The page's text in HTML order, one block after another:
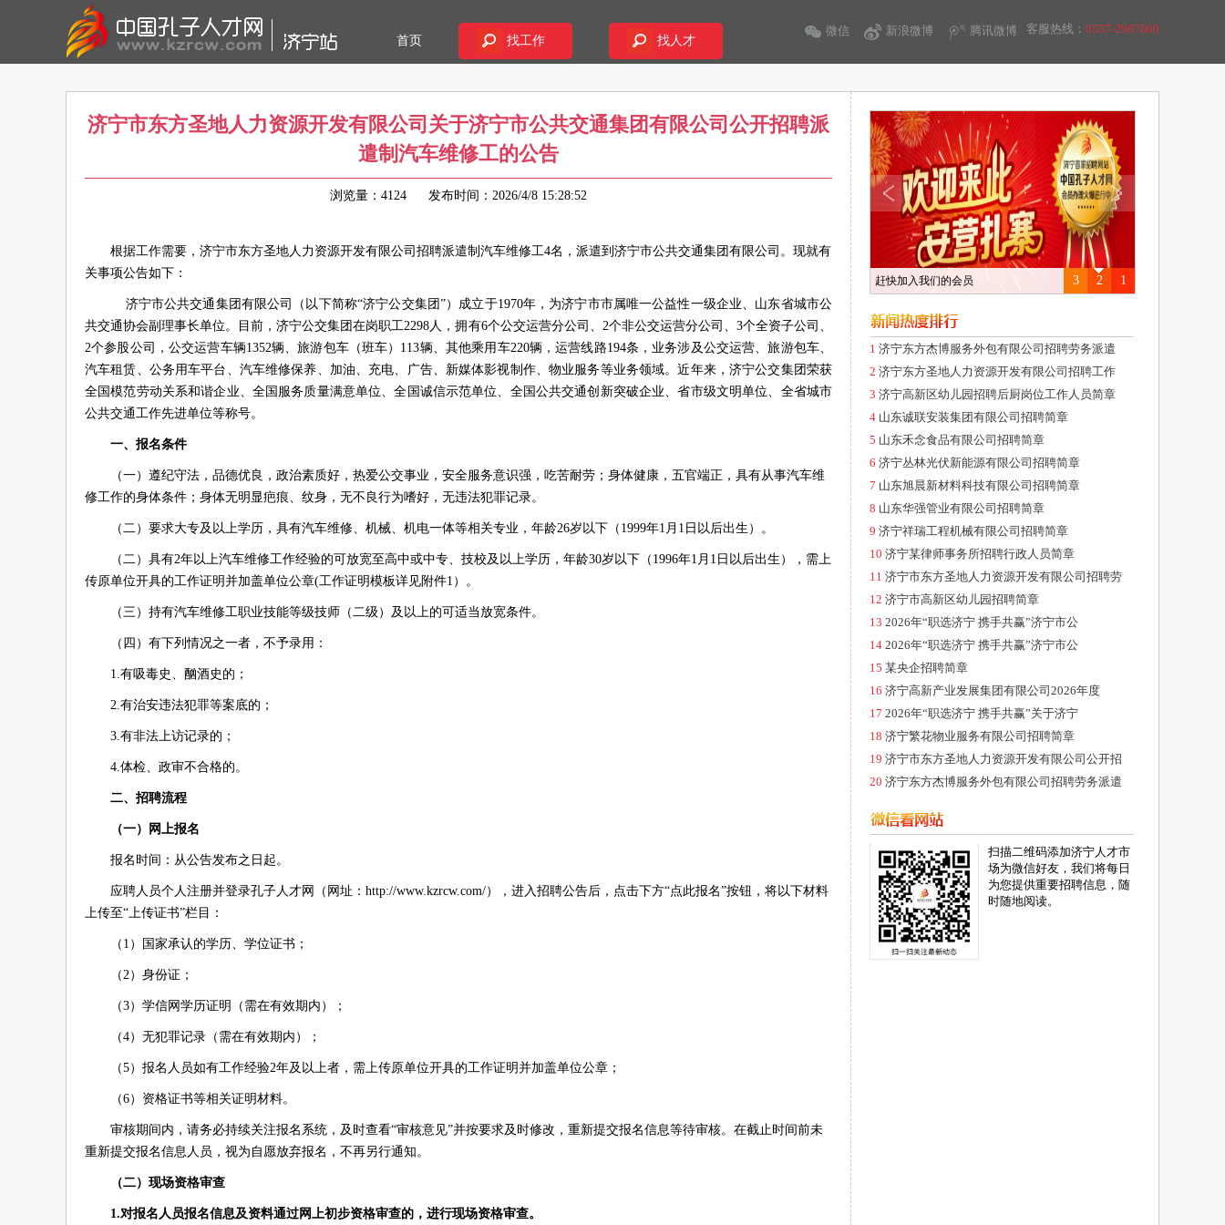
首页 找工作 找人才
客服热线： 0537-2967600
腾讯微博
新浪微博
微信
济宁市东方圣地人力资源开发有限公司关于济宁市公共交通集团有限公司公开招聘派
遣制汽车维修工的公告
浏览量：4124 发布时间：2026/4/8 15:28:52
根据工作需要，济宁市东方圣地人力资源开发有限公司招聘派遣制汽车维修工4名，派遣到济宁市公共交通集团有限公司。现就有
关事项公告如下：
济宁市公共交通集团有限公司（以下简称“济宁公交集团”）成立于1970年，为济宁市市属唯一公益性一级企业、山东省城市公
共交通协会副理事长单位。目前，济宁公交集团在岗职工2298人，拥有6个公交运营分公司、2个非公交运营分公司、3个全资子公司、
2个参股公司，公交运营车辆1352辆、旅游包车（班车）113辆、其他乘用车220辆，运营线路194条，业务涉及公交运营、旅游包车、
汽车租赁、公务用车平台、汽车维修保养、加油、充电、广告、新媒体影视制作、物业服务等业务领域。近年来，济宁公交集团荣获
全国模范劳动关系和谐企业、全国服务质量满意单位、全国诚信示范单位、全国公共交通创新突破企业、省市级文明单位、全省城市
公共交通工作先进单位等称号。
一、报名条件
（一）遵纪守法，品德优良，政治素质好，热爱公交事业，安全服务意识强，吃苦耐劳；身体健康，五官端正，具有从事汽车维
修工作的身体条件；身体无明显疤痕、纹身，无不良行为嗜好，无违法犯罪记录。
（二）要求大专及以上学历，具有汽车维修、机械、机电一体等相关专业，年龄26岁以下（1999年1月1日以后出生）。
（二）具有2年以上汽车维修工作经验的可放宽至高中或中专、技校及以上学历，年龄30岁以下（1996年1月1日以后出生），需上
传原单位开具的工作证明并加盖单位公章(工作证明模板详见附件1）。
（三）持有汽车维修工职业技能等级技师（二级）及以上的可适当放宽条件。
（四）有下列情况之一者，不予录用：
1.有吸毒史、酗酒史的；
2.有治安违法犯罪等案底的；
3.有非法上访记录的；
4.体检、政审不合格的。
二、招聘流程
（一）网上报名
报名时间：从公告发布之日起。
应聘人员个人注册并登录孔子人才网（网址：http://www.kzrcw.com/），进入招聘公告后，点击下方“点此报名”按钮，将以下材料
上传至“上传证书”栏目：
（1）国家承认的学历、学位证书；
（2）身份证；
（3）学信网学历证明（需在有效期内）；
（4）无犯罪记录（需在有效期内）；
（5）报名人员如有工作经验2年及以上者，需上传原单位开具的工作证明并加盖单位公章；
（6）资格证书等相关证明材料。
审核期间内，请务必持续关注报名系统，及时查看“审核意见”并按要求及时修改，重新提交报名信息等待审核。在截止时间前未
重新提交报名信息人员，视为自愿放弃报名，不再另行通知。
（二）现场资格审查
1.对报名人员报名信息及资料通过网上初步资格审查的，进行现场资格审查。
1
2
3
赶快加入我们的会员
1 济宁东方杰博服务外包有限公司招聘劳务派遣
2 济宁东方圣地人力资源开发有限公司招聘工作
3 济宁高新区幼儿园招聘后厨岗位工作人员简章
4 山东诚联安装集团有限公司招聘简章
5 山东禾念食品有限公司招聘简章
6 济宁丛林光伏新能源有限公司招聘简章
7 山东旭晨新材料科技有限公司招聘简章
8 山东华强管业有限公司招聘简章
9 济宁祥瑞工程机械有限公司招聘简章
10 济宁某律师事务所招聘行政人员简章
11 济宁市东方圣地人力资源开发有限公司招聘劳
12 济宁市高新区幼儿园招聘简章
13 2026年“职选济宁 携手共赢”济宁市公
14 2026年“职选济宁 携手共赢”济宁市公
15 某央企招聘简章
16 济宁高新产业发展集团有限公司2026年度
17 2026年“职选济宁 携手共赢”关于济宁
18 济宁繁花物业服务有限公司招聘简章
19 济宁市东方圣地人力资源开发有限公司公开招
20 济宁东方杰博服务外包有限公司招聘劳务派遣
扫描二维码添加济宁人才市
场为微信好友，我们将每日
为您提供重要招聘信息，随
时随地阅读。